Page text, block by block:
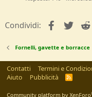
Condividi: facebook
Fornelli, gavette e borracce
Contatti Termini e
Aiuto
Pubblicità
R
Community platform by XenForo